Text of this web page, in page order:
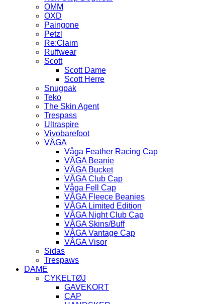
OMM
OXD
Paingone
Petzl
Re:Claim
Ruffwear
Scott
Scott Dame
Scott Herre
Snugpak
Teko
The Skin Agent
Trespass
Ultraspire
Vivobarefoot
VÅGA
Våga Feather Racing Cap
VÅGA Beanie
VÅGA Bucket
VÅGA Club Cap
Våga Fell Cap
VÅGA Fleece Beanies
VÅGA Limited Edition
VÅGA Night Club Cap
VÅGA Skins/Buff
VÅGA Vantage Cap
VÅGA Visor
Sidas
Trespaws
DAME
CYKELTØJ
GAVEKORT
CAP